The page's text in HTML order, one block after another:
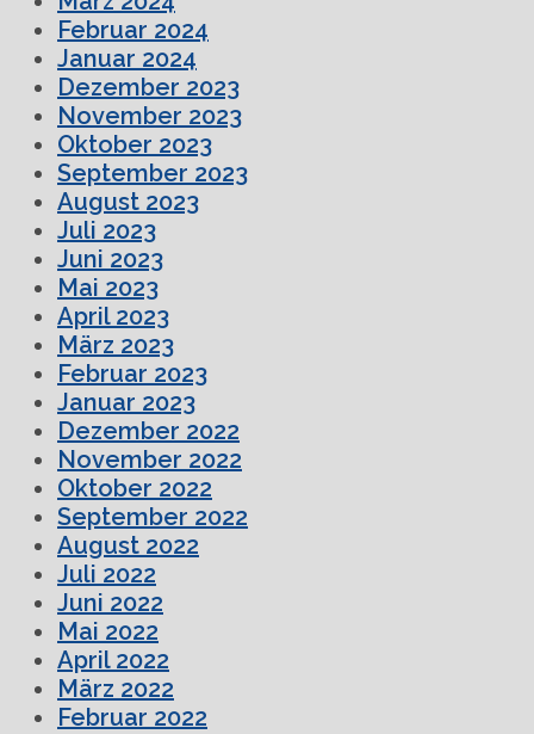
Februar 2024
Januar 2024
Dezember 2023
November 2023
Oktober 2023
September 2023
August 2023
Juli 2023
Juni 2023
Mai 2023
April 2023
März 2023
Februar 2023
Januar 2023
Dezember 2022
November 2022
Oktober 2022
September 2022
August 2022
Juli 2022
Juni 2022
Mai 2022
April 2022
März 2022
Februar 2022